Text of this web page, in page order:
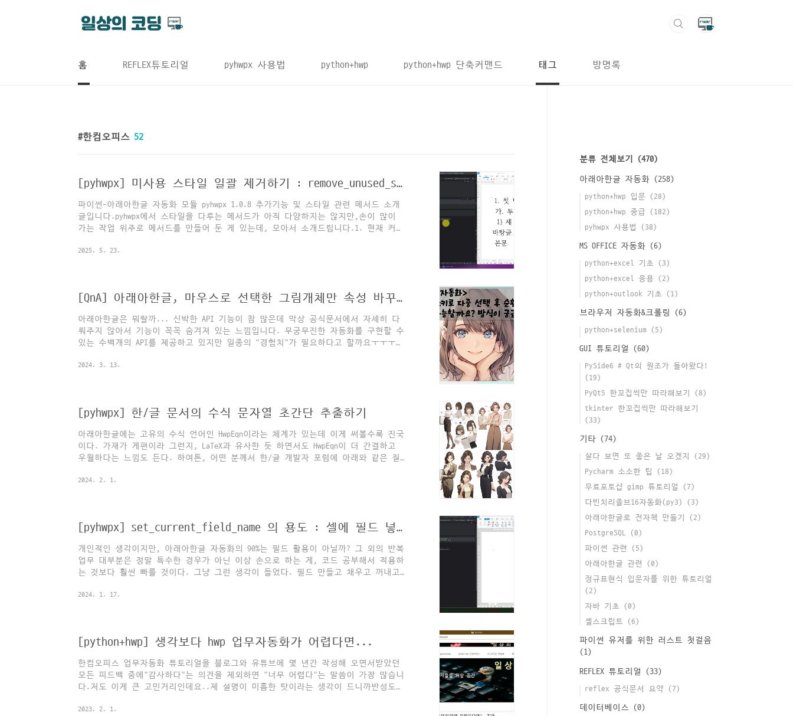
홈 REFLEX튜토리얼 pyhwpx 사용법 python+hwp python+hwp 단축커맨드 태그 방명록
한컴오피스 52
[pyhwpx] 미사용 스타일 일괄 제거하기 : remove_unused_styles
파이썬-아래아한글 자동화 모듈 pyhwpx 1.0.8 추가기능 및 스타일 관련 메서드 소개
글입니다.pyhwpx에서 스타일을 다루는 메서드가 아직 다양하지는 않지만,손이 많이
가는 작업 위주로 메서드를 만들어 둔 게 있는데, 모아서 소개드립니다.1. 현재 커서
일 변경 : hwp.set_style(style)3. 특정 스타일이 적용된 문단으로 찾아가기 :
2025. 5. 23.
[QnA] 아래아한글, 마우스로 선택한 그림개체만 속성 바꾸기
아래아한글은 뭐랄까... 신박한 API 기능이 참 많은데 막상 공식문서에서 자세히 다
뤄주지 않아서 기능이 꼭꼭 숨겨져 있는 느낌입니다. 무궁무진한 자동화를 구현할 수
있는 수백개의 API를 제공하고 있지만 일종의 "경험치"가 필요하다고 할까요ㅜㅜㅜㅜ
유해봅니다. 이번 영상에서는 마우스로 선택한 그림개체들의 크기만 일괄변경하는 방
2024. 3. 13.
[pyhwpx] 한/글 문서의 수식 문자열 초간단 추출하기
아래아한글에는 고유의 수식 언어인 HwpEqn이라는 체계가 있는데 이게 써볼수록 진국
이다. 가재가 게편이라 그런지, LaTeX과 유사한 듯 하면서도 HwpEqn이 더 간결하고
우월하다는 느낌도 든다. 하여튼, 어떤 분께서 한/글 개발자 포럼에 아래와 같은 질
API를 이용하여 문서 내의 모든 수식을 추출해 오는 (내가 아는 한 가장 간결한) 방
2024. 2. 1.
[pyhwpx] set_current_field_name 의 용도 : 셀에 필드 넣기
개인적인 생각이지만, 아래아한글 자동화의 90%는 필드 활용이 아닐까? 그 외의 반복
업무 대부분은 정말 특수한 경우가 아닌 이상 손으로 하는 게, 코드 공부해서 적용하
는 것보다 훨씬 빠를 것이다. 그냥 그런 생각이 들었다. 필드 만들고 채우고 꺼내고
습하다가 때가 되면 써먹을 수 있지만, 대부분의 업무들은 급하니까. 오늘의 본론은
틀을 넣을 수 있기 때문이다..
2024. 1. 17.
[python+hwp] 생각보다 hwp 업무자동화가 어렵다면...
한컴오피스 업무자동화 튜토리얼을 블로그와 유튜브에 몇 년간 작성해 오면서받았던
모든 피드백 중에"감사하다"는 의견을 제외하면 "너무 어렵다"는 말씀이 가장 많습니
다.저도 이게 큰 고민거리인데요..제 설명이 미흡한 탓이라는 생각이 드니까반성도
느낌은아마 제가 입문자들의 레벨을 벌써 잊어버렸기 때문일 것입니다. 아마도 제가
2023. 2. 1.
분류 전체보기 (470)
아래아한글 자동화 (258)
python+hwp 입문 (28)
python+hwp 중급 (182)
pyhwpx 사용법 (38)
MS OFFICE 자동화 (6)
python+excel 기초 (3)
python+excel 응용 (2)
python+outlook 기초 (1)
브라우저 자동화&크롤링 (6)
python+selenium (5)
GUI 튜토리얼 (60)
PySide6 # Qt의 원조가 돌아왔다!
(19)
PyQt5 한꼬집씩만 따라해보기 (8)
tkinter 한꼬집씩만 따라해보기
(33)
기타 (74)
살다 보면 또 좋은 날 오겠지 (29)
Pycharm 소소한 팁 (18)
무료포토샵 gimp 튜토리얼 (7)
다빈치리졸브16자동화(py3) (3)
아래아한글로 전자책 만들기 (2)
PostgreSQL (0)
파이썬 관련 (5)
아래아한글 관련 (0)
정규표현식 입문자를 위한 튜토리얼
(2)
자바 기초 (0)
셸스크립트 (6)
파이썬 유저를 위한 러스트 첫걸음
(1)
REFLEX 튜토리얼 (33)
reflex 공식문서 요약 (7)
데이터베이스 (0)